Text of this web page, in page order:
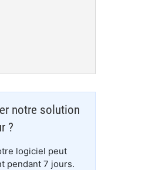
notre solution
?
logiciel peut
pendant 7 jours.